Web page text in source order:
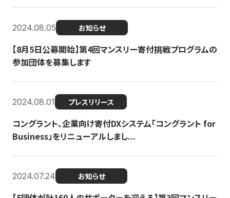
2024.08.05 お知らせ
【8月5日公募開始】第4回マンスリー寄付挑戦プログラムの
参加団体を募集します
2024.08.01 プレスリリース
コングラント、企業向け寄付DXシステム「コングラント for
Business」をリニューアルしまし...
2024.07.24 お知らせ